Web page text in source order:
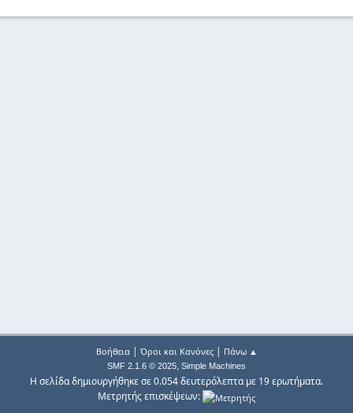
Βοήθεια| Όροι και Κανόνες| Πάνω ▲
SMF 2.1.6 © 2025, Simple Machines
Η σελίδα δημιουργήθηκε σε 0.054 δευτερόλεπτα με 19 ερωτήματα.
Μετρητής επισκέψεων: